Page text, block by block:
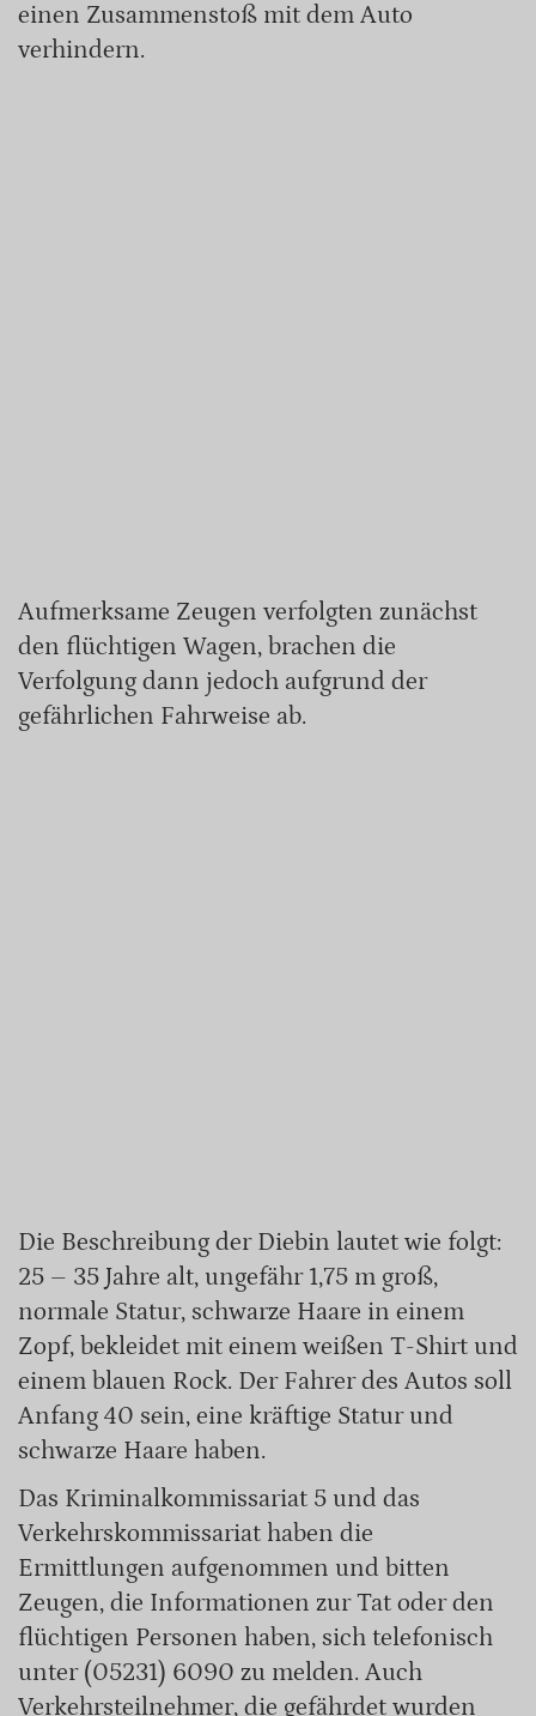
einen Zusammenstoß mit dem Auto
verhindern.
Aufmerksame Zeugen verfolgten zunächst
den flüchtigen Wagen, brachen die
Verfolgung dann jedoch aufgrund der
gefährlichen Fahrweise ab.
Die Beschreibung der Diebin lautet wie folgt:
25 – 35 Jahre alt, ungefähr 1,75 m groß,
normale Statur, schwarze Haare in einem
Zopf, bekleidet mit einem weißen T-Shirt und
einem blauen Rock. Der Fahrer des Autos soll
Anfang 40 sein, eine kräftige Statur und
schwarze Haare haben.
Das Kriminalkommissariat 5 und das
Verkehrskommissariat haben die
Ermittlungen aufgenommen und bitten
Zeugen, die Informationen zur Tat oder den
flüchtigen Personen haben, sich telefonisch
unter (05231) 6090 zu melden. Auch
Verkehrsteilnehmer, die gefährdet wurden